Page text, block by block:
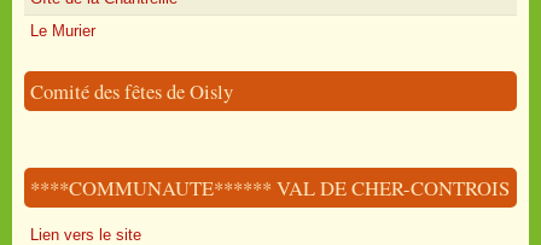
Le Murier
Comité des fêtes de Oisly
****COMMUNAUTE****** VAL DE CHER-CONTROIS
Lien vers le site